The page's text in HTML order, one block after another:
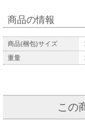
商品の情報
商品(梱包)サイズ
重量
この